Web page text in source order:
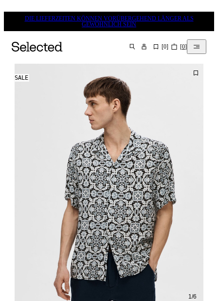
DIE LIEFERZEITEN KÖNNEN VORÜBERGEHEND LÄNGER ALS
GEWÖHNLICH SEIN
SUCHEN [0] [0]
1/6
SALE